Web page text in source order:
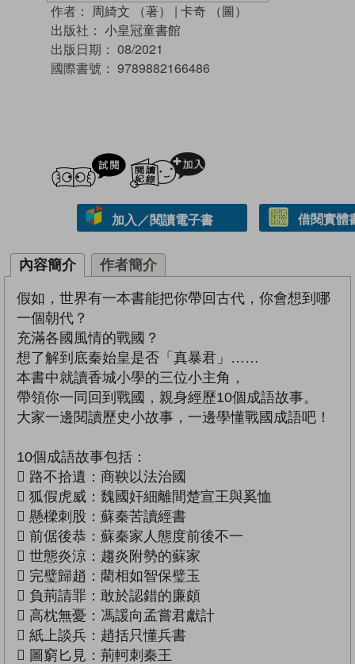
作者： 周綺文 （著） | 卡奇 （圖）
出版社： 小皇冠童書館
出版日期： 08/2021
國際書號： 9789882166486
試閲
加入／閱讀電子書 借閱實體
內容簡介 作者簡介
假如，世界有一本書能把你帶回古代，你會想到哪
一個朝代？
充滿各國風情的戰國？
想了解到底秦始皇是否「真暴君」……
本書中就讀香城小學的三位小主角，
帶領你一同回到戰國，親身經歷10個成語故事。
大家一邊閱讀歷史小故事，一邊學懂戰國成語吧！
10個成語故事包括：
 路不拾遺：商鞅以法治國
 狐假虎威：魏國奸細離間楚宣王與奚恤
 懸樑刺股：蘇秦苦讀經書
 前倨後恭：蘇秦家人態度前後不一
 世態炎涼：趨炎附勢的蘇家
 完璧歸趙：藺相如智保璧玉
 負荊請罪：敢於認錯的廉頗
 高枕無憂：馮諼向孟嘗君獻計
 紙上談兵：趙括只懂兵書
 圖窮匕見：荊軻刺秦王